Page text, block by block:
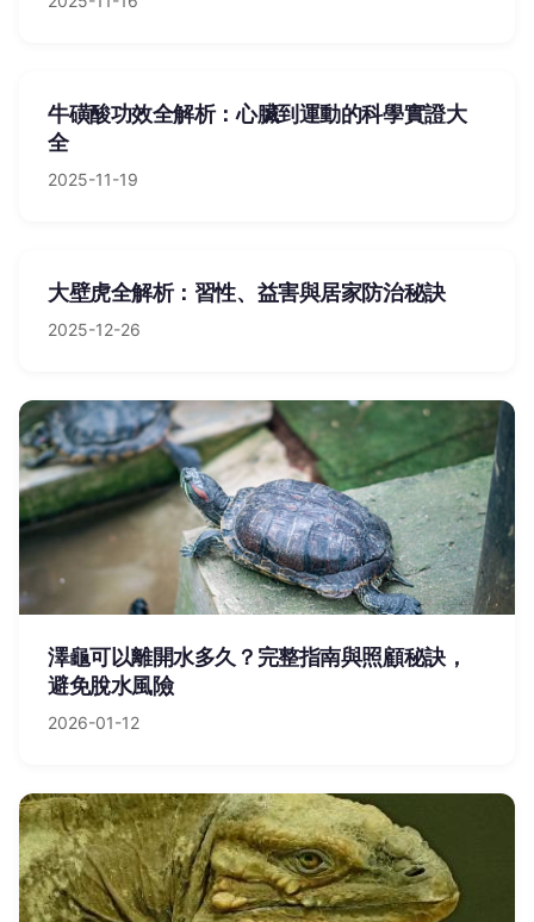
牛磺酸功效全解析：心臟到運動的科學實證大
全
2025-11-19
大壁虎全解析：習性、益害與居家防治秘訣
2025-12-26
澤龜可以離開水多久？完整指南與照顧秘訣，
避免脫水風險
2026-01-12